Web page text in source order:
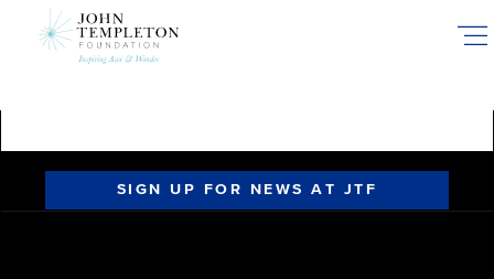
SIGN UP FOR NEWS AT JTF